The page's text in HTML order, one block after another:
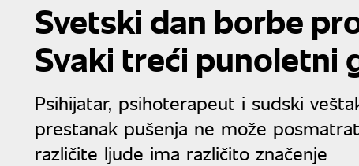
Svetski dan borbe
Svaki treći punoletni
Psihijatar, psihoterapeut i sudski
prestanak pušenja ne može
različite ljude ima različito značenje